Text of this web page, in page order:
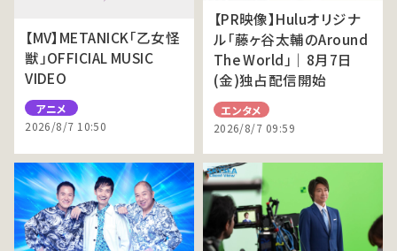
【MV】METANICK「乙女怪
獣」OFFICIAL MUSIC
VIDEO
アニメ
2026/8/7 10:50
【PR映像】Huluオリジナ
ル「藤ヶ谷太輔のAround
The World」｜8月7日
(金)独占配信開始
エンタメ
2026/8/7 09:59